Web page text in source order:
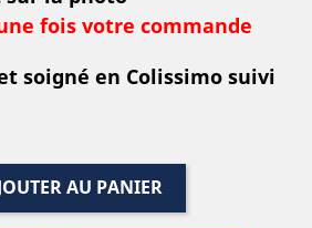
fois votre commande
soigné en Colissimo suivi
AU PANIER